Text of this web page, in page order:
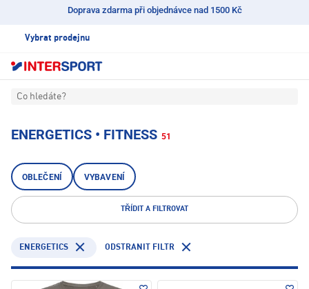
Doprava zdarma při objednávce nad 1500 Kč
Vybrat prodejnu
Co hledáte?
ENERGETICS • FITNESS 51
OBLEČENÍ VYBAVENÍ
TŘÍDIT A FILTROVAT
ENERGETICS ODSTRANIT FILTR